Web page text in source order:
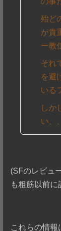
殆ど
が貴
ー教
それ
を避
いる
しか
い、
(SFのレビュ
も粗筋以前に
これらの情報